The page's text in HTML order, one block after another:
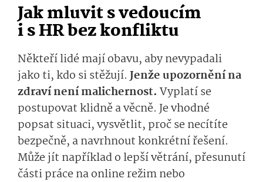
Jak mluvit s vedoucím
i s HR bez konfliktu
Někteří lidé mají obavu, aby nevypadali
jako ti, kdo si stěžují.Jenže upozornění na
zdraví není malichernost. Vyplatí se
postupovat klidně a věcně. Je vhodné
popsat situaci, vysvětlit, proč se necítíte
bezpečně, a navrhnout konkrétní řešení.
Může jít například o lepší větrání, přesunutí
části práce na online režim nebo